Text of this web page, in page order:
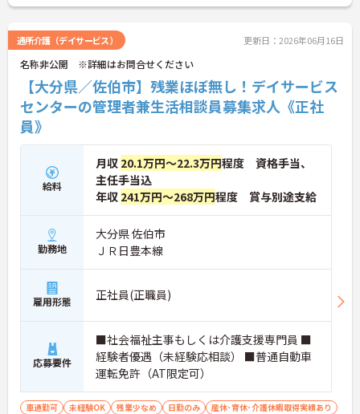
通所介護（デイサービス） 更新日：2026年06月16日
名称非公開 ※詳細はお問合せください
【大分県／佐伯市】残業ほぼ無し！デイサービス
センターの管理者兼生活相談員募集求人《正社
員》
給料
月収 20.1万円～22.3万円程度 資格手当、
主任手当込
年収 241万円～268万円程度 賞与別途支給
勤務地
大分県 佐伯市
ＪＲ日豊本線
雇用形態 正社員(正職員)
応募要件
■社会福祉主事もしくは介護支援専門員 ■
経験者優遇（未経験応相談） ■普通自動車
運転免許（AT限定可）
車通勤可 未経験OK 残業少なめ 日勤のみ
産休･育休･介護休暇取得実績あり